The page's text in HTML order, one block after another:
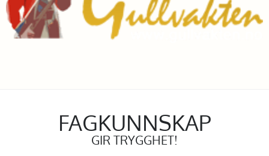
FAGKUNNSKAP
GIR TRYGGHET!